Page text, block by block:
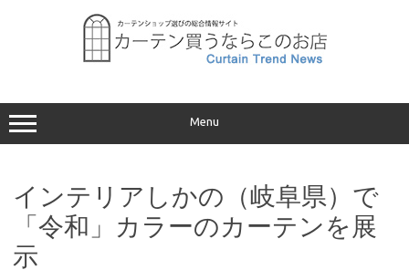
ッ
プ
Menu
インテリアしかの（岐阜県）で
「令和」カラーのカーテンを展
示